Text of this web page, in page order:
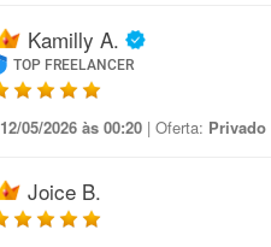
Kamilly A.
TOP FREELANCER
12/05/2026 às 00:20 | Oferta: Privado
Joice B.